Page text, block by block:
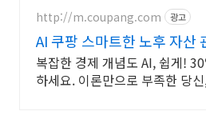
http://m.coupang.com 광고
AI 쿠팡 스마트한 노후 자산
복잡한 경제 개념도 AI, 쉽게!
하세요. 이론만으로 부족한 당